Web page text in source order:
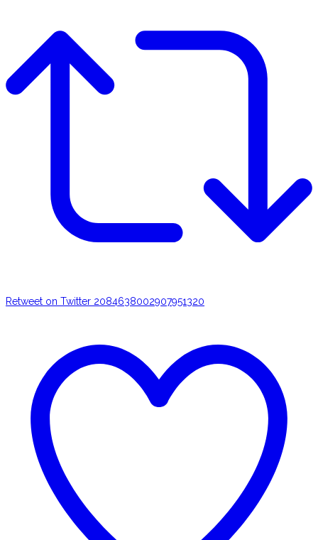
Retweet on Twitter 2084638002907951320